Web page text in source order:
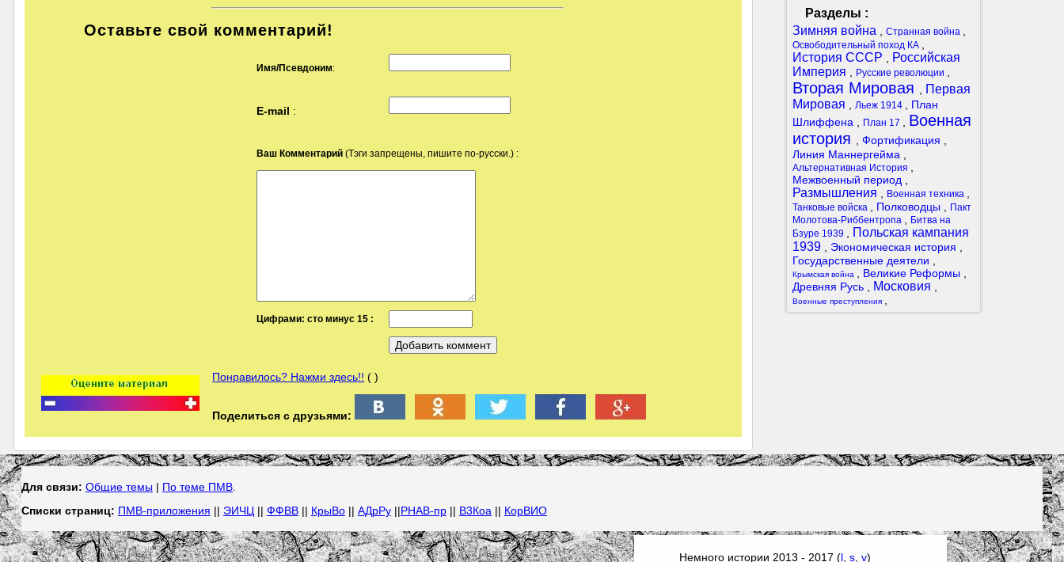
Оставьте свой комментарий!
Имя/Псевдоним:
E-mail :
Ваш Комментарий(Тэги запрещены, пишите по-русски.) :
Цифрами: сто минус 15 :
Понравилось? Нажми здесь!! ( )
Поделиться с друзьями:
Разделы :
Зимняя война
Странная война
Освободительный поход КА
История СССР
Российская
Империя
Русские революции
Вторая Мировая
Первая
Мировая
Льеж 1914
План
Шлиффена
План 17
Военная
история
Фортификация
Линия Маннергейма
Альтернативная История
Межвоенный период
Размышления Военная техника
Танковые войска Полководцы
Пакт
Молотова-Риббентропа
Битва на
Бзуре 1939
Польская кампания
1939
Экономическая история
Государственные деятели
Крымская война Великие Реформы
Древняя Русь
Московия
Военные преступления
Для связи: Общие темы | По теме ПМВ.
Списки страниц: ПМВ-приложения || ЭИЧЦ || ФФВВ|| КрыВо|| АДрРу||РНАВ-пр|| В3Коа || КорВИО
Немного истории 2013 - 2017 (l ,s ,v)